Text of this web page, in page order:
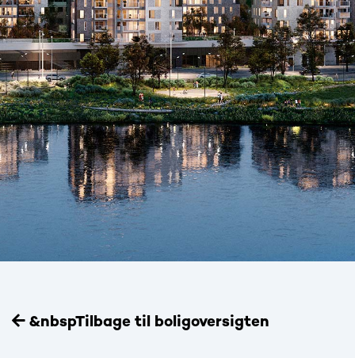
&nbspTilbage til boligoversigten